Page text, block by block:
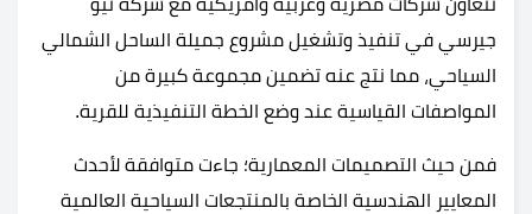
تتعاون شركات مصرية وعربية وأمريكية مع شركة نيو
جيرسي في تنفيذ وتشغيل مشروع جميلة الساحل الشمالي
السياحي، مما نتج عنه تضمين مجموعة كبيرة من
المواصفات القياسية عند وضع الخطة التنفيذية للقرية.
فمن حيث التصميمات المعمارية؛ جاءت متوافقة لأحدث
المعايير الهندسية الخاصة بالمنتجعات السياحية العالمية